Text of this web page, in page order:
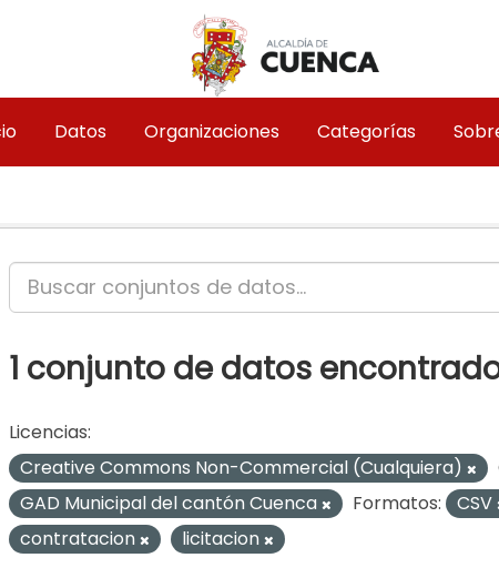
Datos Organizaciones Categorías
1 conjunto de datos
Licencias:
Creative Commons Non-Commercial (Cualquiera)
GAD Municipal del cantón Cuenca
Formatos: CSV
contratacion
licitacion